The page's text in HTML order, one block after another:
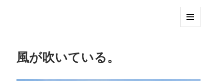
風が吹いている。